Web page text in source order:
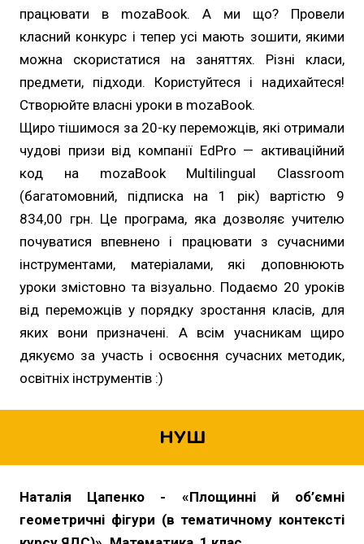
працювати в mozaBook. А ми що? Провели
класний конкурс і тепер усі мають зошити, якими
можна скористатися на заняттях. Різні класи,
предмети, підходи. Користуйтеся і надихайтеся!
Створюйте власні уроки в mozaBook.
Щиро тішимося за 20-ку переможців, які отримали
чудові призи від компанії EdPro — активаційний
код на mozaBook Multilingual Classroom
(багатомовний, підписка на 1 рік) вартістю 9
834,00 грн. Це програма, яка дозволяє учителю
почуватися впевнено і працювати з сучасними
інструментами, матеріалами, які доповнюють
уроки змістовно та візуально. Подаємо 20 уроків
від переможців у порядку зростання класів, для
яких вони призначені. А всім учасникам щиро
дякуємо за участь і освоєння сучасних методик,
освітніх інструментів :)
НУШ
Наталія Цапенко - «Площинні й об’ємні
геометричні фігури (в тематичному контексті